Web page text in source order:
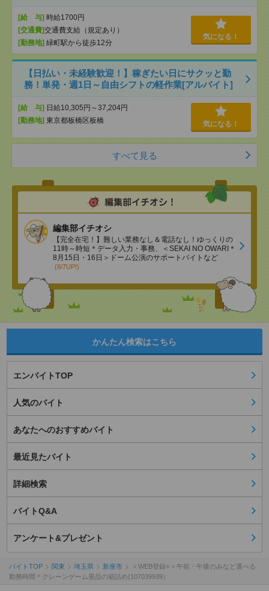
[給 与] 時給1700円
[交通費]交通費支給（規定あり）
[勤務地] 緑町駅から徒歩12分
気になる！
【日払い・未経験歓迎！】稼ぎたい日にサクッと勤
務！単発・週1日～自由シフトの軽作業[アルバイト]
[給 与] 日給10,305円～37,204円
[勤務地] 東京都板橋区板橋 気になる！
すべて見る
編集部イチオシ
【完全在宅！】難しい業務なし＆電話なし！ゆっくりの
11時～時短＊データ入力・事務、＜SEKAI NO OWARI＊
8月15日・16日＞ドーム公演のサポートバイトなど
(8/7UP!)
かんたん検索はこちら
エンバイトTOP
人気のバイト
あなたへのおすすめバイト
最近見たバイト
詳細検索
バイトQ&A
アンケート&プレゼント
バイトTOP 関東 埼玉県 新座市
＜WEB登録○＞午前・午後のみなど選べる
勤務時間＊クレーンゲーム景品の箱詰め(107039939）